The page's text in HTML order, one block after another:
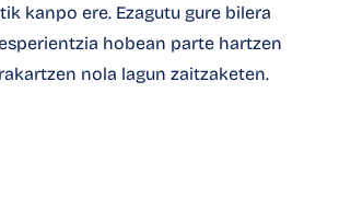
kanpo ere. Ezagutu gure bilera
hobean parte hartzen
nola lagun zaitzaketen.